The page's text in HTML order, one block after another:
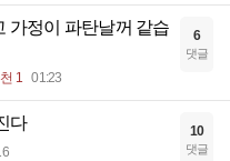
가정이 파탄날꺼 같습
1 01:23
6
댓글
다 10
댓글